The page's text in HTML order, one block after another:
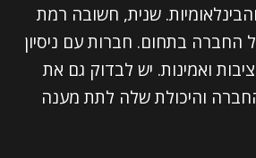
שנית, חשובה רמת
החברה בתחום. חברות עם ניסיון
ואמינות. יש לבדוק גם את
והיכולת שלה לתת מענה